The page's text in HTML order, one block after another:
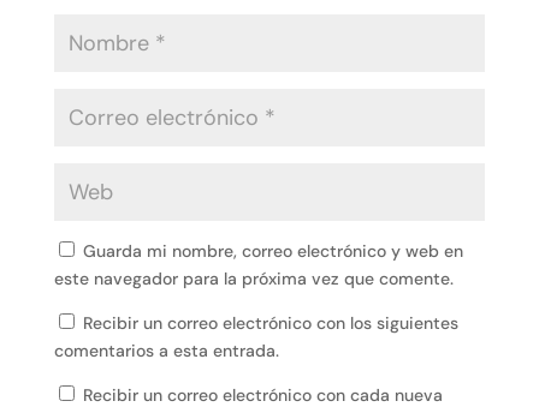
Guarda mi nombre, correo electrónico y web en
este navegador para la próxima vez que comente.
Recibir un correo electrónico con los siguientes
comentarios a esta entrada.
Recibir un correo electrónico con cada nueva